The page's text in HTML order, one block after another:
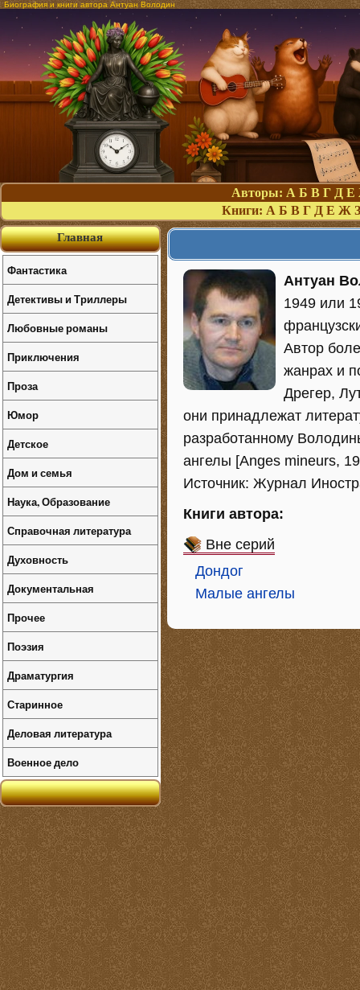
Биография и книги автора Антуан Володин
Авторы: А Б В Г Д Е
Книги: А Б В Г Д Е Ж З
Антуан
1949 или
Автор
жанрах и
Дрегер,
они принадлежат
разработанному
ангелы [Anges mineurs,
Источник: Журнал
Книги автора:
Вне серий
Дондог
Малые ангелы
Главная
Фантастика
Детективы и Триллеры
Любовные романы
Приключения
Проза
Юмор
Детское
Дом и семья
Наука, Образование
Справочная литература
Духовность
Документальная
Прочее
Поэзия
Драматургия
Старинное
Деловая литература
Военное дело